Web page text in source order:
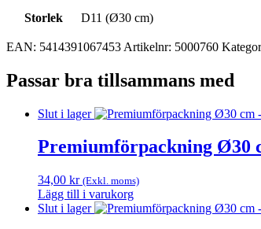
Storlek D11 (Ø30 cm)
EAN: 5414391067453 Artikelnr: 5000760
Passar bra tillsammans med
Slut i lager
Premiumförpackning Ø30
34,00 kr (Exkl. moms)
Lägg till i varukorg
Slut i lager